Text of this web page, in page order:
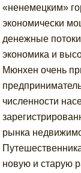
«ненемецким»
экономически
денежные
экономика и
Мюнхен очень
численности
рынка
новую и старую